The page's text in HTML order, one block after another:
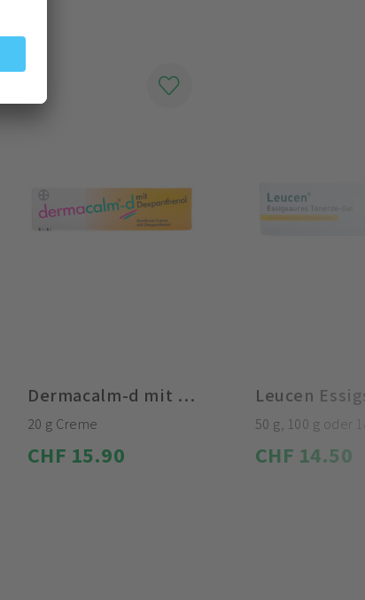
Dermacalm-d mit Dexpanthenol
20 g Creme
CHF 15.90
50 g, 100 g oder
CHF 14.50